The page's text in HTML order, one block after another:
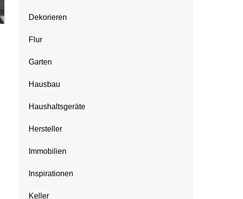
Dekorieren
Flur
Garten
Hausbau
Haushaltsgeräte
Hersteller
Immobilien
Inspirationen
Keller